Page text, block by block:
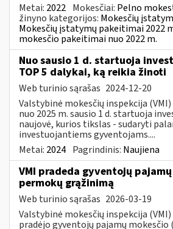
Metai: 2022 Mokesčiai: Pelno
žinyno kategorijos: Mokesčių
Mokesčių įstatymų pakeitimai 2022
mokesčio pakeitimai nuo 2022 m.
Nuo sausio 1 d. startuoja
TOP 5 dalykai, ką reikia žinoti
Web turinio sąrašas 2024-12-20
Valstybinė mokesčių inspekcija
nuo 2025 m. sausio 1 d. startuoja
naujovė, kurios tikslas - sudaryti
investuojantiems gyventojams....
Metai: 2024 Pagrindinis: Naujiena
VMI pradeda gyventojų
permokų grąžinimą
Web turinio sąrašas 2026-03-19
Valstybinė mokesčių inspekcija
pradėjo gyventojų pajamų mokesčio